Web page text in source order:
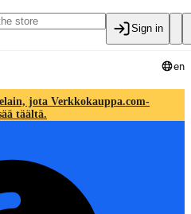
Sign in
en
jota Verkkokauppa.com-
täältä.